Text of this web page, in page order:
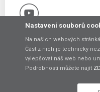
Copyright © 2021 ERGATE
Nastavení souborů
Na našich webových
Část z nich je technicky
vylepšovat náš web nebo
Podrobnosti můžete najít